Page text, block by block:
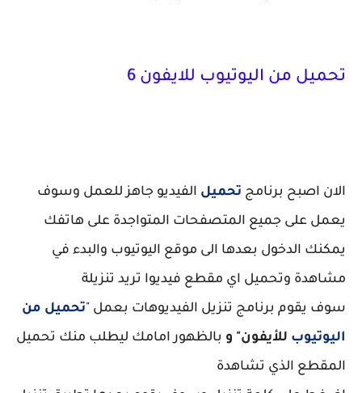
تحميل من اليوتيوب للايفون 6
الان اصبح برنامج تحميل الفيديو جاهز للعمل وسوف
يعمل على جميع المتصفحات المتواجدة على هاتفك
يمكنك الدخول بعدها الى موقع اليوتيوب والبدء في
مشاهدة وتحميل اي مقطع فيديوا تريد تنزيلة
سوف يقوم برنامج تنزيل الفيديوهات بعمل "تحميل من
اليوتيوب للأيفون" و بالظهور امامك ليطلب منك تحميل
المقطع الذي تشاهدة